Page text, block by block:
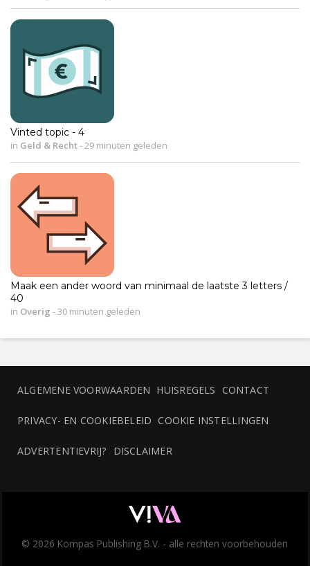
Vinted topic - 4
in Geld & Recht-29 minuten geleden
Maak een ander woord van minimaal de laatste 3 letters /
40
in Overig -30 minuten geleden
ALGEMENE VOORWAARDEN HUISREGELS CONTACT
PRIVACY- EN COOKIEBELEID COOKIE INSTELLINGEN
ADVERTENTIEVRIJ? DISCLAIMER
© 2026 Kompas Publishing B.V. - alle rechten voorbehouden